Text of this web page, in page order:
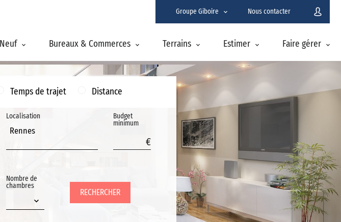
Neuf Bureaux & Commerces Terrains Estimer Faire gérer
Groupe Giboire Nous contacter
Temps de trajet Distance
Localisation
Rennes
Budget
minimum
Nombre de
chambres
RECHERCHER